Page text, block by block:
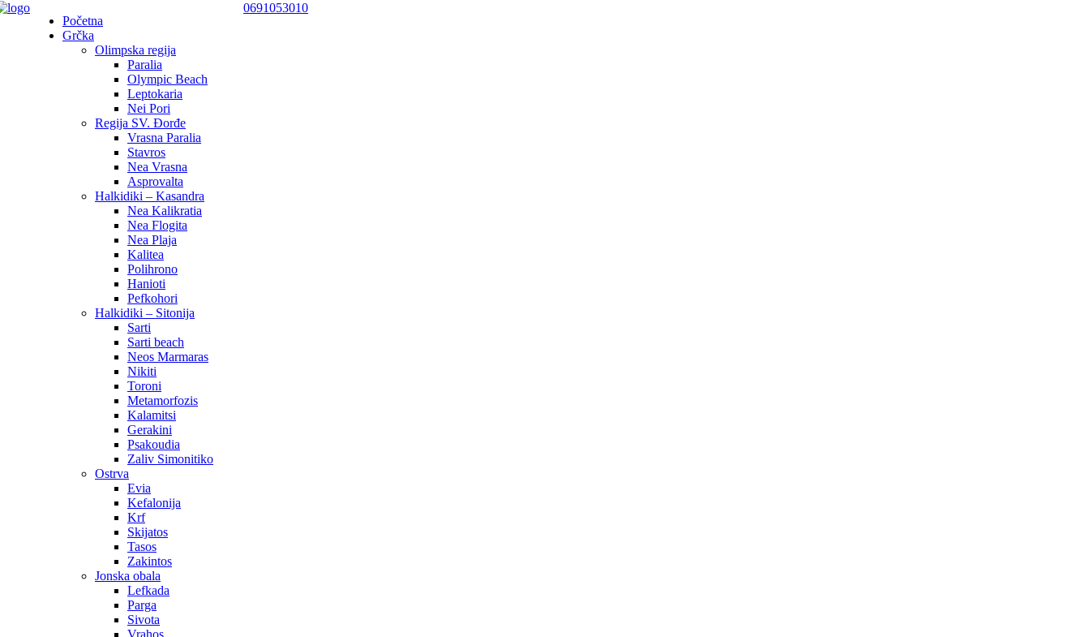
Početna
Grčka
Olimpska regija
Paralia
Olympic Beach
Leptokaria
Nei Pori
Regija SV. Đorđe
Vrasna Paralia
Stavros
Nea Vrasna
Asprovalta
Halkidiki – Kasandra
Nea Kalikratia
Nea Flogita
Nea Plaja
Kalitea
Polihrono
Hanioti
Pefkohori
Halkidiki – Sitonija
Sarti
Sarti beach
Neos Marmaras
Nikiti
Toroni
Metamorfozis
Kalamitsi
Gerakini
Psakoudia
Zaliv Simonitiko
Ostrva
Evia
Kefalonija
Krf
Skijatos
Tasos
Zakintos
Jonska obala
Lefkada
Parga
Sivota
Vrahos
0691053010